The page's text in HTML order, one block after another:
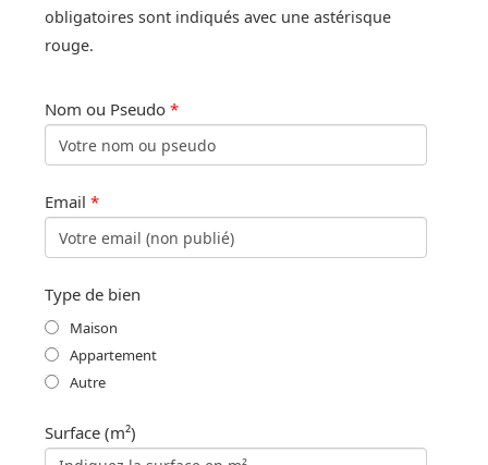
obligatoires sont indiqués avec une astérisque
rouge.
Nom ou Pseudo *
Email *
Type de bien
Maison
Appartement
Autre
Surface (m²)